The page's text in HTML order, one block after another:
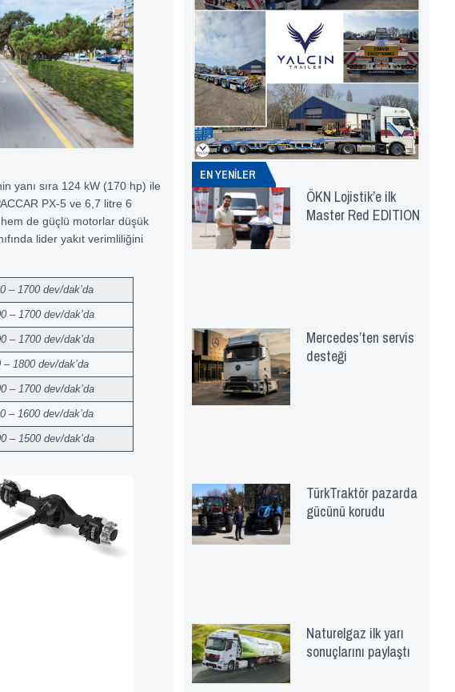
yanı sıra 124 kW (170 hp) ile
PX-5 ve 6,7 litre 6
de güçlü motorlar düşük
lider yakıt verimliliğini
– 1700 dev/dak’da
– 1700 dev/dak’da
– 1700 dev/dak’da
– 1800 dev/dak’da
– 1700 dev/dak’da
– 1600 dev/dak’da
– 1500 dev/dak’da
EN YENİLER
ÖKN Lojistik’e ilk
Master Red EDITION
Mercedes’ten servis
desteği
TürkTraktör pazarda
gücünü korudu
Naturelgaz ilk yarı
sonuçlarını paylaştı